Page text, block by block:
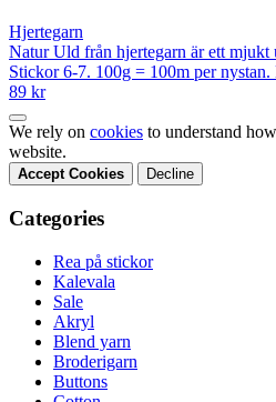
Hjertegarn
Natur Uld från hjertegarn är ett
Stickor 6-7. 100g = 100m per nystan.
89 kr
We rely on cookies to understand
website.
Accept Cookies Decline
Categories
Rea på stickor
Kalevala
Sale
Akryl
Blend yarn
Broderigarn
Buttons